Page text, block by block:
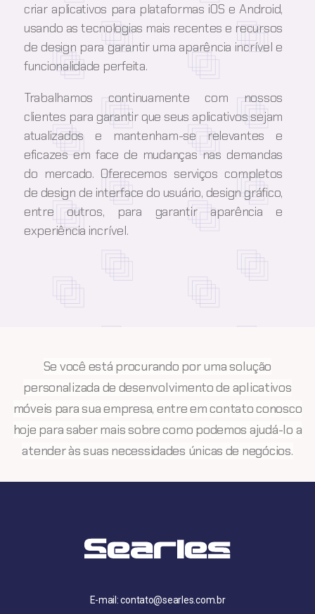
criar aplicativos para plataformas iOS e Android,
usando as tecnologias mais recentes e recursos
de design para garantir uma aparência incrível e
funcionalidade perfeita.
Trabalhamos continuamente com nossos
clientes para garantir que seus aplicativos sejam
atualizados e mantenham-se relevantes e
eficazes em face de mudanças nas demandas
do mercado. Oferecemos serviços completos
de design de interface do usuário, design gráfico,
entre outros, para garantir aparência e
experiência incrível.
Se você está procurando por uma solução
personalizada de desenvolvimento de aplicativos
móveis para sua empresa, entre em contato conosco
hoje para saber mais sobre como podemos ajudá-lo a
atender às suas necessidades únicas de negócios.
E-mail: contato@searles.com.br